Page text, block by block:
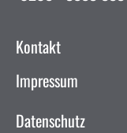
Kontakt
Impressum
Datenschutz